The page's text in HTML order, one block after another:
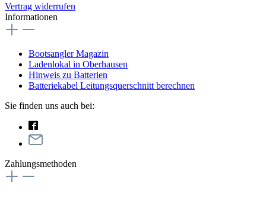
Vertrag widerrufen
Informationen
Bootsangler Magazin
Ladenlokal in Oberhausen
Hinweis zu Batterien
Batteriekabel Leitungsquerschnitt berechnen
Sie finden uns auch bei:
Zahlungsmethoden